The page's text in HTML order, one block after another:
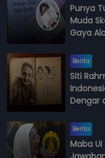
Punya
Muda
Gaya
Berita
Siti
Dengar
Berita
Maba